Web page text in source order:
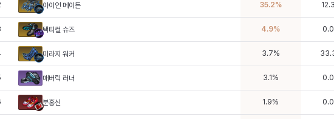
아이언 메이든 35.2% 12.3
택티컬 슈즈 4.9% 0.0
미라지 워커 3.7%
매버릭 러너 3.1 % 0.0
분홍신 1.9% 0.0